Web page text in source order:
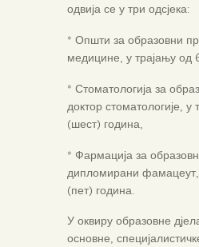
одвија се у три одсјека:
* Општи за образовни
медицине, у трајању од
* Стоматологија за
доктор стоматологије, у
(шест) година,
* Фармација за
дипломирани фамацеут,
(пет) година.
У оквиру образовне
основне,